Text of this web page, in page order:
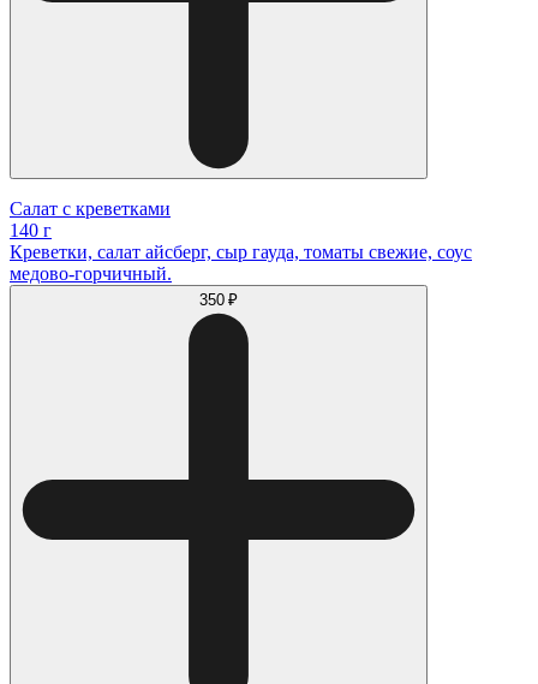
Салат с креветками
140 г
Креветки, салат айсберг, сыр гауда, томаты свежие, соус
медово-горчичный.
350 ₽